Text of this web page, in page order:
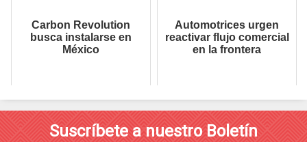
Carbon Revolution
busca instalarse en
México
Automotrices urgen
reactivar flujo comercial
en la frontera
Suscríbete a nuestro Boletín